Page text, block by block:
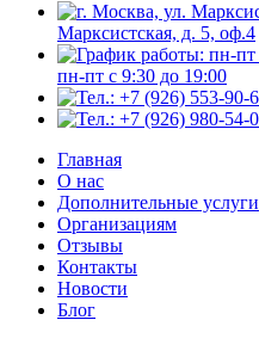
Марксистская, д. 5, оф.4
пн-пт с 9:30 до 19:00
Главная
О нас
Дополнительные услуги
Организациям
Отзывы
Контакты
Новости
Блог